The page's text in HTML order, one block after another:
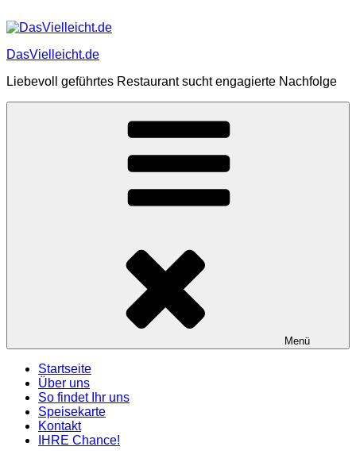
Inhalt
DasVielleicht.de
Liebevoll geführtes Restaurant sucht engagierte Nachfolge
Menü
Startseite
Über uns
So findet Ihr uns
Speisekarte
Kontakt
IHRE Chance!